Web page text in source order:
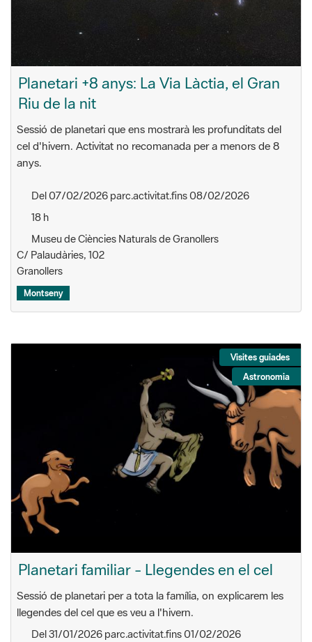
Planetari +8 anys: La Via Làctia, el Gran
Riu de la nit
Sessió de planetari que ens mostrarà les profunditats del
cel d'hivern. Activitat no recomanada per a menors de 8
anys.
Del 07/02/2026 parc.activitat.fins 08/02/2026
18 h
Museu de Ciències Naturals de Granollers
C/ Palaudàries, 102
Granollers
Montseny
Visites guiades
Astronomia
Planetari familiar - Llegendes en el cel
Sessió de planetari per a tota la família, on explicarem les
llegendes del cel que es veu a l'hivern.
Del 31/01/2026 parc.activitat.fins 01/02/2026